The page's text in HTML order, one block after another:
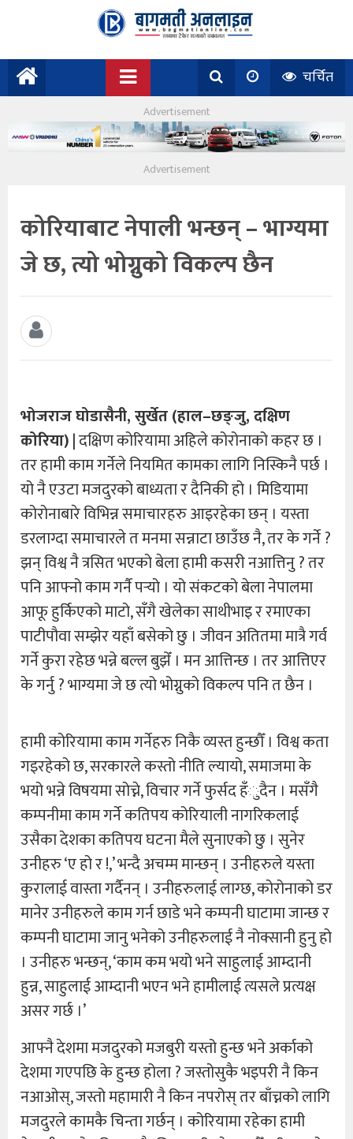
चर्चित
कोरियाबाट नेपाली भन्छन् – भाग्यमा
जे छ, त्यो भोग्नुको विकल्प छैन
भोजराज घोडासैनी, सुर्खेत (हाल–छङ्जु, दक्षिण
कोरिया)| दक्षिण कोरियामा अहिले कोरोनाको कहर छ ।
तर हामी काम गर्नेले नियमित कामका लागि निस्किनै पर्छ ।
यो नै एउटा मजदुरको बाध्यता र दैनिकी हो । मिडियामा
कोरोनाबारे विभिन्न समाचारहरु आइरहेका छन् । यस्ता
डरलाग्दा समाचारले त मनमा सन्नाटा छाउँछ नै, तर के गर्ने ?
झन् विश्व नै त्रसित भएको बेला हामी कसरी नआत्तिनु ? तर
पनि आफ्नो काम गर्नै पर्‍यो । यो संकटको बेला नेपालमा
आफू हुर्किएको माटो, सँगै खेलेका साथीभाइ र रमाएका
पाटीपौवा सम्झेर यहाँ बसेको छु । जीवन अतितमा मात्रै गर्व
गर्ने कुरा रहेछ भन्ने बल्ल बुझेँ । मन आत्तिन्छ । तर आत्तिएर
के गर्नु ? भाग्यमा जे छ त्यो भोग्नुको विकल्प पनि त छैन ।
हामी कोरियामा काम गर्नेहरु निकै व्यस्त हुन्छौँ । विश्व कता
गइरहेको छ, सरकारले कस्तो नीति ल्यायो, समाजमा के
भयो भन्ने विषयमा सोच्ने, विचार गर्ने फुर्सद हँुदैन । मसँगै
कम्पनीमा काम गर्ने कतिपय कोरियाली नागरिकलाई
उसैका देशका कतिपय घटना मैले सुनाएको छु । सुनेर
उनीहरु ‘ए हो र !,’ भन्दै अचम्म मान्छन् । उनीहरुले यस्ता
कुरालाई वास्ता गर्दैनन् । उनीहरुलाई लाग्छ, कोरोनाको डर
मानेर उनीहरुले काम गर्न छाडे भने कम्पनी घाटामा जान्छ र
कम्पनी घाटामा जानु भनेको उनीहरुलाई नै नोक्सानी हुनु हो
। उनीहरु भन्छन्, ‘काम कम भयो भने साहुलाई आम्दानी
हुन्न, साहुलाई आम्दानी भएन भने हामीलाई त्यसले प्रत्यक्ष
असर गर्छ ।’
आफ्नै देशमा मजदुरको मजबुरी यस्तो हुन्छ भने अर्काको
देशमा गएपछि के हुन्छ होला ? जस्तोसुकै भइपरी नै किन
नआओस्, जस्तो महामारी नै किन नपरोस् तर बाँच्नको लागि
मजदुरले कामकै चिन्ता गर्छन् । कोरियामा रहेका हामी